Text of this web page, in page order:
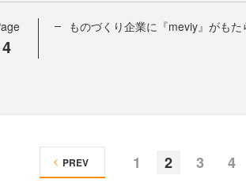
4
ものづくり企業に『meviy』がも
1 2 3 4
PREV